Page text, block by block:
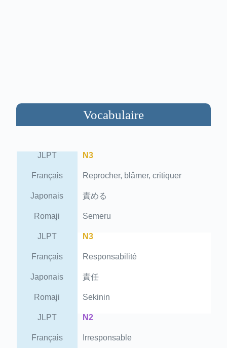
Vocabulaire
JLPT N3
Français Reprocher, blâmer, critiquer
Japonais 責める
Romaji Semeru
JLPT N3
Français Responsabilité
Japonais 責任
Romaji Sekinin
JLPT N2
Français Irresponsable